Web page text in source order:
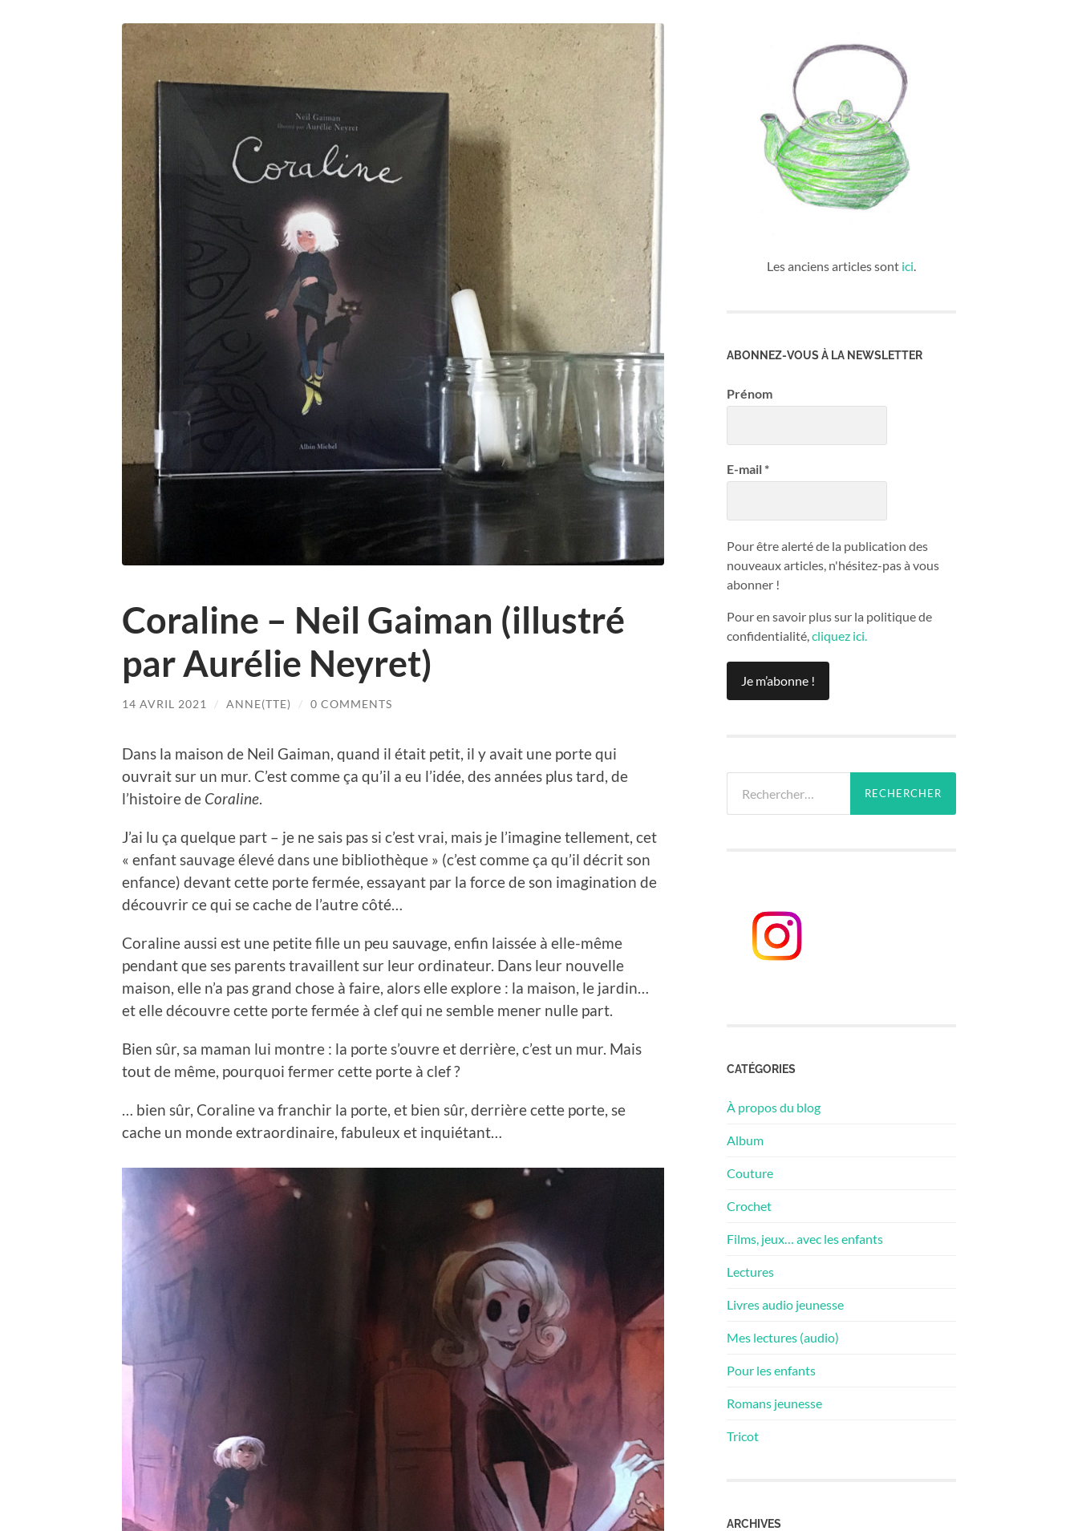
Coraline – Neil Gaiman (illustré
par Aurélie Neyret)
14 AVRIL 2021 / ANNE(TTE) / 0 COMMENTS
Dans la maison de Neil Gaiman, quand il était petit, il y avait une porte qui
ouvrait sur un mur. C’est comme ça qu’il a eu l’idée, des années plus tard, de
l’histoire de Coraline.
J’ai lu ça quelque part – je ne sais pas si c’est vrai, mais je l’imagine tellement, cet
« enfant sauvage élevé dans une bibliothèque » (c’est comme ça qu’il décrit son
enfance) devant cette porte fermée, essayant par la force de son imagination de
découvrir ce qui se cache de l’autre côté…
Coraline aussi est une petite fille un peu sauvage, enfin laissée à elle-même
pendant que ses parents travaillent sur leur ordinateur. Dans leur nouvelle
maison, elle n’a pas grand chose à faire, alors elle explore : la maison, le jardin…
et elle découvre cette porte fermée à clef qui ne semble mener nulle part.
Bien sûr, sa maman lui montre : la porte s’ouvre et derrière, c’est un mur. Mais
tout de même, pourquoi fermer cette porte à clef ?
… bien sûr, Coraline va franchir la porte, et bien sûr, derrière cette porte, se
cache un monde extraordinaire, fabuleux et inquiétant…
Les anciens articles sont ici.
ABONNEZ-VOUS À LA NEWSLETTER
Prénom
E-mail*
Pour être alerté de la publication des
nouveaux articles, n'hésitez-pas à vous
abonner !
Pour en savoir plus sur la politique de
confidentialité, cliquez ici.
CATÉGORIES
À propos du blog
Album
Couture
Crochet
Films, jeux… avec les enfants
Lectures
Livres audio jeunesse
Mes lectures (audio)
Pour les enfants
Romans jeunesse
Tricot
ARCHIVES